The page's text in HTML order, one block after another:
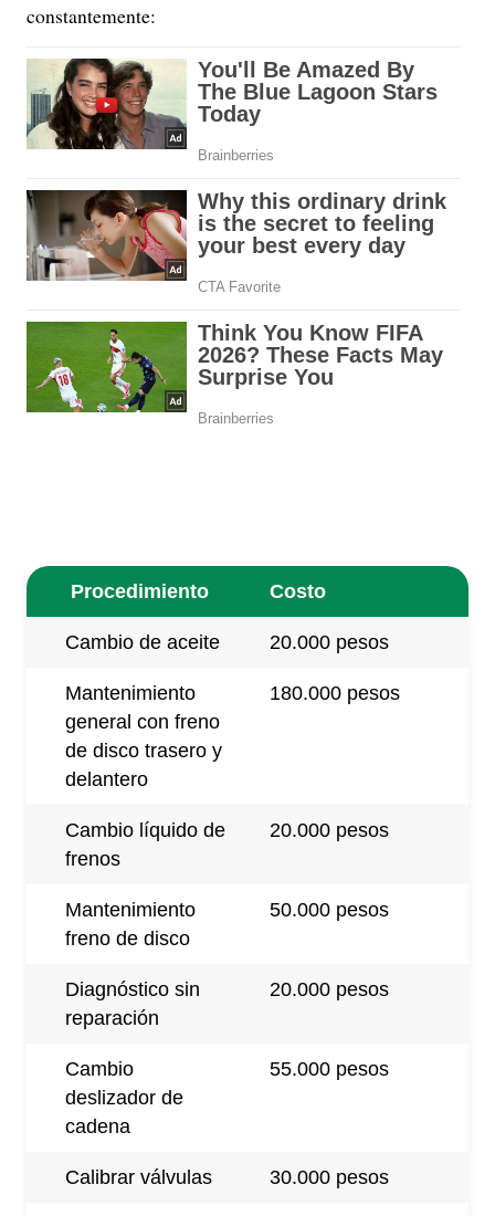
constantemente:
Procedimiento Costo
Cambio de aceite 20.000 pesos
Mantenimiento
general con freno
de disco trasero y
delantero
180.000 pesos
Cambio líquido de
frenos
20.000 pesos
Mantenimiento
freno de disco
50.000 pesos
Diagnóstico sin
reparación
20.000 pesos
Cambio
deslizador de
cadena
55.000 pesos
Calibrar válvulas 30.000 pesos